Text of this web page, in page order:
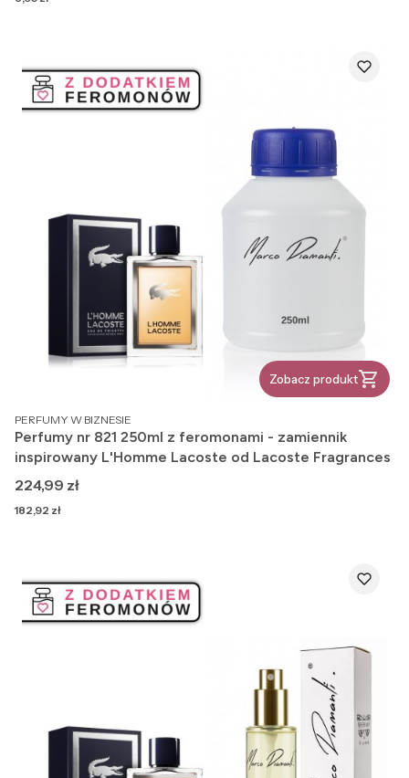
Zobacz produkt
PRODUCENT
PERFUMY W BIZNESIE
Perfumy nr 821 250ml z feromonami - zamiennik
inspirowany L'Homme Lacoste od Lacoste Fragrances
Cena
224,99 zł
Cena
182,92 zł